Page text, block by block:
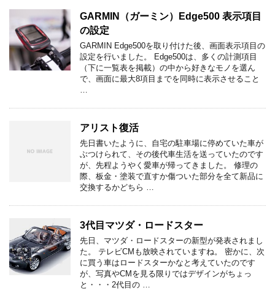
GARMIN（ガーミン）Edge500 表示項目
の設定
GARMIN Edge500を取り付けた後、画面表示項目の
設定を行いました。 Edge500は、多くの計測項目
（下に一覧表を掲載）の中から好きなモノを選ん
で、画面に最大8項目までを同時に表示させること
アリスト復活
先日書いたように、自宅の駐車場に停めていた車が
ぶつけられて、その後代車生活を送っていたのです
が、先程ようやく愛車が帰ってきました。 修理の
際、板金・塗装で直すか傷ついた部分を全て新品に
交換するかどちら …
3代目マツダ・ロードスター
先日、マツダ・ロードスターの新型が発表されまし
た。 テレビCMも放映されていますね。 密かに、次
に買う車はロードスターかなと考えていたのです
が、写真やCMを見る限りではデザインがちょっ
と・・・2代目の …